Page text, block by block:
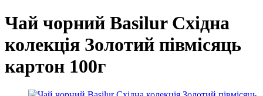
Чай чорний Basilur Східна
колекція Золотий півмісяць
картон 100г